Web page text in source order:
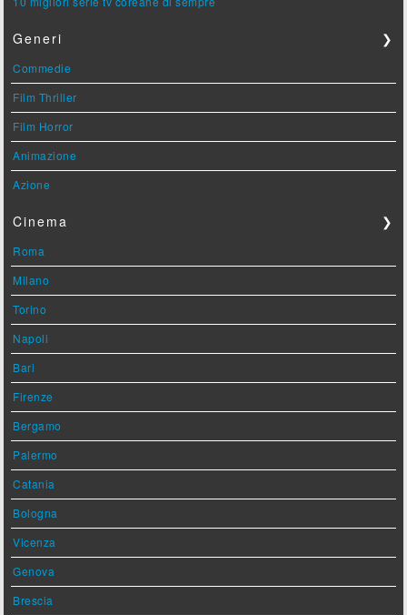
Generi ❯
Commedie
Film Thriller
Film Horror
Animazione
Azione
Cinema ❯
Roma
Milano
Torino
Napoli
Bari
Firenze
Bergamo
Palermo
Catania
Bologna
Vicenza
Genova
Brescia